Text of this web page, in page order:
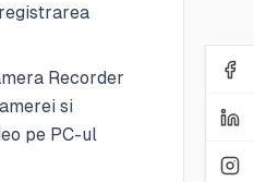
Recorder
si
pe PC-ul